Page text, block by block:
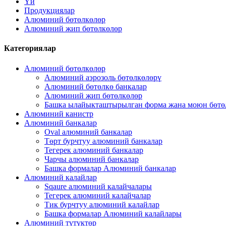
Продукциялар
Алюминий бөтөлкөлөр
Алюминий жип бөтөлкөлөр
Категориялар
Алюминий бөтөлкөлөр
Алюминий аэрозоль бөтөлкөлөрү
Алюминий бөтөлкө банкалар
Алюминий жип бөтөлкөлөр
Башка ылайыкташтырылган форма жана моюн
Алюминий канистр
Алюминий банкалар
Oval алюминий банкалар
Төрт бурчтуу алюминий банкалар
Тегерек алюминий банкалар
Чарчы алюминий банкалар
Башка формалар Алюминий банкалар
Алюминий калайлар
Sqaure алюминий калайчалары
Тегерек алюминий калайчалар
Тик бурчтуу алюминий калайлар
Башка формалар Алюминий калайлары
Алюминий түтүктөр